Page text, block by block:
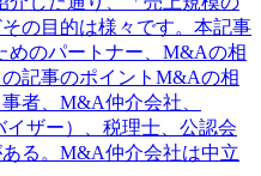
の目的は様々です。本記事
めのパートナー、M&Aの相
記事のポイントM&Aの相
者、M&A仲介会社、
ザー）、税理士、公認会
る。M&A仲介会社は中立